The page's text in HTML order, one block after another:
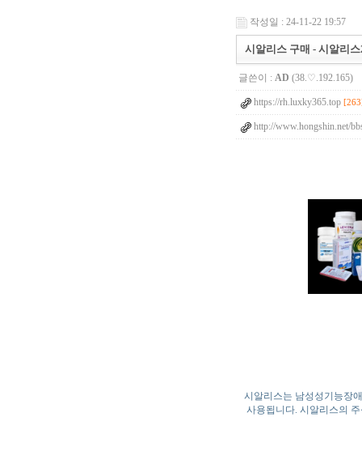
작성일 : 24-11-22 19:57
시알리스 구매 - 시알리
글쓴이 : AD (38.♡.192.165)
https://rh.luxky365.top
http://www.hongshin.net/
시알리스는 남성성기능장
사용됩니다. 시알리스의